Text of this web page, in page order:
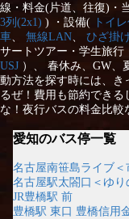
線・料金(片道、往復)・
3列(2x1) ) ・設備( トイ
車
無線LAN ひざ掛
サートツアー・学生旅行
USJ ）、 春休み、GW、
動方法を探す時には、き
るぜ！費用も節約できる
な！夜行バスの料金比較
愛知のバス停一覧
名古屋南笹島ライブ
名古屋駅太閤口＜ゆり
JR豊橋駅 前
豊橋駅 東口 豊橋信用